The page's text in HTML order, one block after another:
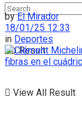
No Result
View All Result
by El Mirador
18/01/25 12:33
in Deportes